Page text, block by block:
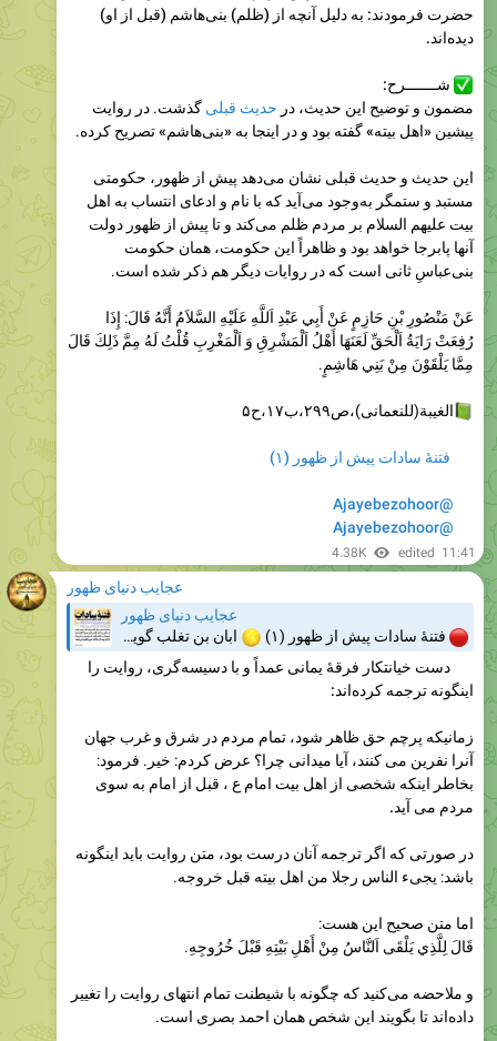
Please open Telegram to view this post
عجایب دنیای ظهور
VIEW IN TELEGRAM
06:11
عجایب دنیای ظهور
Please open Telegram to view this post
VIEW IN TELEGRAM
2.79K 06:18
Please open Telegram to view this post
VIEW IN TELEGRAM
Please open Telegram to view this post
VIEW IN TELEGRAM
عجایب دنیای ظهور
Please open Telegram to view this post
3.47K 07:40
عجایب دنیای ظهور
2.84K
عجایب دنیای ظهور
VIEW IN TELEGRAM
عجایب دنیای ظهور